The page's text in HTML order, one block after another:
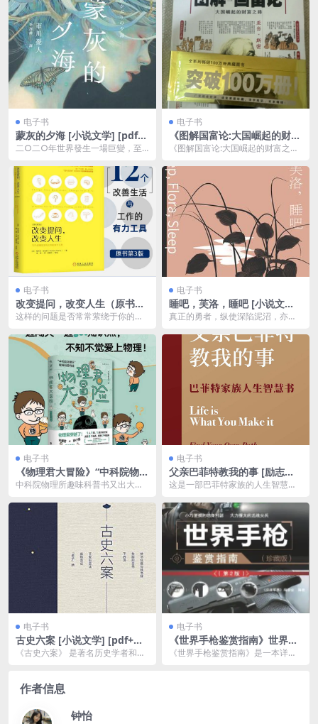
电子书
蒙灰的夕海 [ 小说文学] [pdf
+全格式]
二○二○年世界發生一場巨變，至
日常必備，日本各地百...
电子书
《图解国富论:大国崛起的财富
之路》图解经典系列[pdf]
《图解国富论:大国崛起的财富之
富论》通过图解方式呈...
电子书
改变提问，改变人生（原书第
3版） [ 励志成功] [pdf+全格
这样的问题是否常常萦绕于你的脑
我如此...
电子书
睡吧，芙洛，睡吧 [ 小说文学]
[pdf+全格式]
真正的勇者，纵使深陷泥沼，亦可
香馥郁的花。&...
电子书
《物理君大冒险》“中科院物理
所”趣味科普特辑
中科院物理所趣味科普书又出大
前，通过更好玩的故事...
电子书
父亲巴菲特教我的事 [ 励志成
功] [pdf+全格式]夸克网盘下
这是一部巴菲特家族的人生智慧
述了他热爱工作又才华横...
电子书
古史六案 [ 小说文学] [pdf+全
格式]
《古史六案》 是著名历史学者和作
电子书
《世界手枪鉴赏指南》世界各
国最新手枪 军迷必备[pdf]
《世界手枪鉴赏指南》是一本详细
作者信息
钟怡